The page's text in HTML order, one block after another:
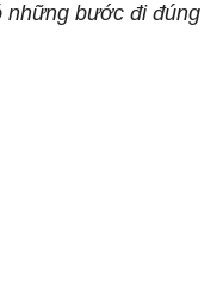
bước đi đúng